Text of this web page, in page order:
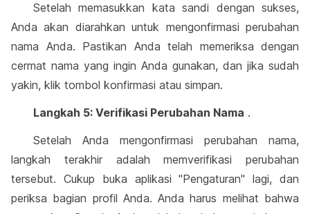
Setelah memasukkan kata sandi dengan sukses,
Anda akan diarahkan untuk mengonfirmasi perubahan
nama Anda. Pastikan Anda telah memeriksa dengan
cermat nama yang ingin Anda gunakan, dan jika sudah
yakin, klik tombol konfirmasi atau simpan.
Langkah 5: Verifikasi Perubahan Nama .
Setelah Anda mengonfirmasi perubahan nama,
langkah terakhir adalah memverifikasi perubahan
tersebut. Cukup buka aplikasi "Pengaturan" lagi, dan
periksa bagian profil Anda. Anda harus melihat bahwa